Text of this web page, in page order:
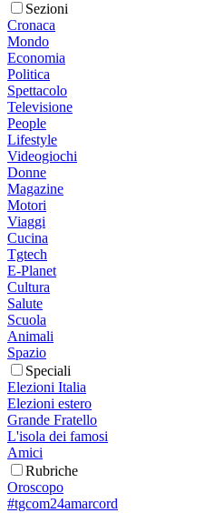
Sezioni
Cronaca
Mondo
Economia
Politica
Spettacolo
Televisione
People
Lifestyle
Videogiochi
Donne
Magazine
Motori
Viaggi
Cucina
Tgtech
E-Planet
Cultura
Salute
Scuola
Animali
Spazio
Speciali
Elezioni Italia
Elezioni estero
Grande Fratello
L'isola dei famosi
Amici
Rubriche
Oroscopo
#tgcom24amarcord